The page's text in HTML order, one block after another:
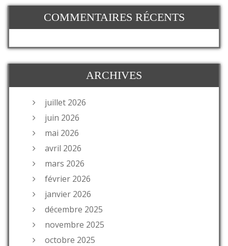
COMMENTAIRES RÉCENTS
ARCHIVES
juillet 2026
juin 2026
mai 2026
avril 2026
mars 2026
février 2026
janvier 2026
décembre 2025
novembre 2025
octobre 2025